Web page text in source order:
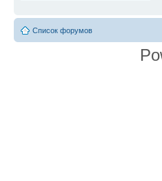
Список форумов